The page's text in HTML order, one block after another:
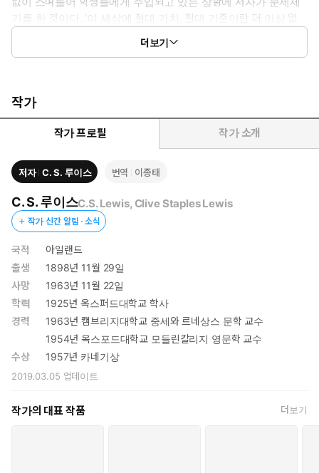
기를 한 것이다. ‘이 세상에 절대 가치, 절대 기준이란 더 이상 없
다’는 생각이 삶을 지배하는 시대이지만 ‘모든 것은 상대적이다’라
는 말 역시 그 명제만을 ‘절대적인 것’으로 삼으려는 의도가 숨어
순을 파헤친다. 또한 인간의 이성을 우상시하면서 이성과 과학 이
외의 모든 것, 즉 그동안 인류가 지켜온 도덕률(자연법)을 한낱 구
시대의 관습으로 치부하고 폐지하려는 도덕률 폐기론자들의 사
상에 정면으로 도전한다. 그들의 의도와 주장대로 머리(이성)만
강조한 인간으로 변화할 경우, 종국에는 도덕률의 폐지가 아닌 ‘인
간 폐지’로 파멸에 이를 것을 경고하고 있다.
더보기
작가
작가 프로필 작가 소개
저자 C. S. 루이스 번역 이종태
C. S. 루이스C.S. Lewis, Clive Staples Lewis
작가 신간 알림 · 소식
국적
아일랜드
출생
1898년 11월 29일
사망
1963년 11월 22일
학력
1925년 옥스퍼드대학교 학사
경력
1963년 캠브리지대학교 중세와 르네상스 문학 교수
1954년 옥스포드대학교 모들린칼리지 영문학 교수
수상
1957년 카네기상
2019.03.05 업데이트
작가의 대표 작품 더보기